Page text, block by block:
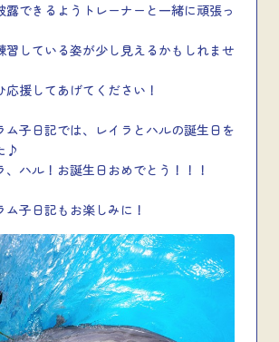
露できるようトレーナーと一緒に頑張っ
習している姿が少し見えるかもしれませ
応援してあげてください！
ム子日記では、レイラとハルの誕生日を
♪
ハル！お誕生日おめでとう！！！
子日記もお楽しみに！